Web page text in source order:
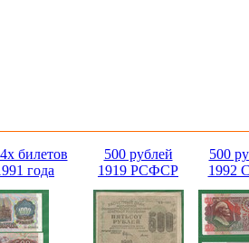
билетов
года
500 рублей
1919 РСФСР
500
1992